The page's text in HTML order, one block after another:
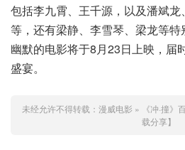
包括李九霄、王千源，以及潘斌
等，还有梁静、李雪琴、梁龙等
幽默的电影将于8月23日上映，届
盛宴。
未经允许不得转载： 漫威电影 »
《冲·撞
载分享】